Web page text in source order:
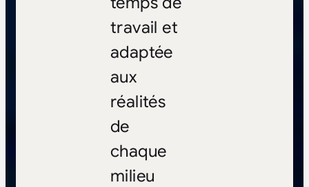
travail et
adaptée
aux
réalités
de
chaque
milieu